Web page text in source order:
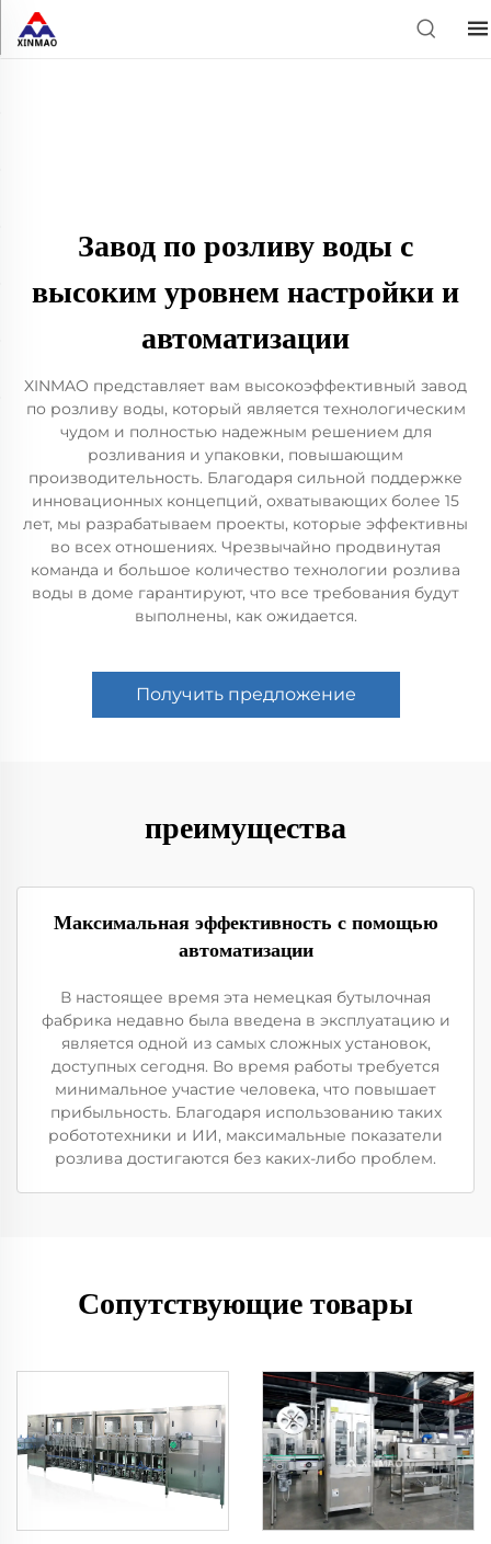
Завод по розливу воды с
высоким уровнем настройки и
автоматизации
XINMAO представляет вам высокоэффективный завод
по розливу воды, который является технологическим
чудом и полностью надежным решением для
розливания и упаковки, повышающим
производительность. Благодаря сильной поддержке
инновационных концепций, охватывающих более 15
лет, мы разрабатываем проекты, которые эффективны
во всех отношениях. Чрезвычайно продвинутая
команда и большое количество технологии розлива
воды в доме гарантируют, что все требования будут
выполнены, как ожидается.
Получить предложение
преимущества
Максимальная эффективность с помощью
автоматизации
В настоящее время эта немецкая бутылочная
фабрика недавно была введена в эксплуатацию и
является одной из самых сложных установок,
доступных сегодня. Во время работы требуется
минимальное участие человека, что повышает
прибыльность. Благодаря использованию таких
робототехники и ИИ, максимальные показатели
розлива достигаются без каких-либо проблем.
Сопутствующие товары